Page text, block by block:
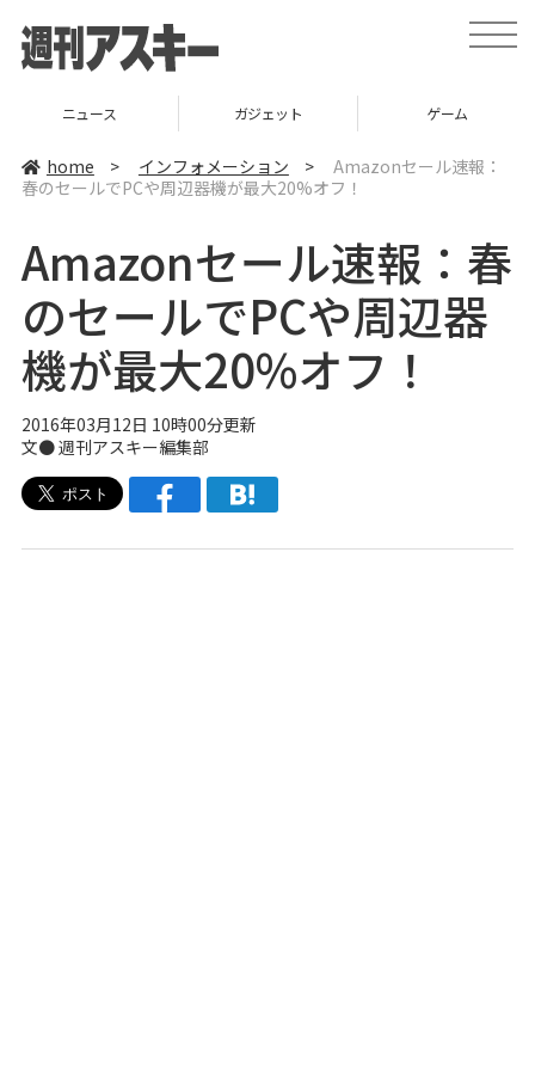
t
o
v
t
i
o
ニュース ガジェット ゲーム
home > インフォメーション >
Amazonセール速報：
春のセールでPCや周辺器機が最大20%オフ！
Amazonセール速報：春
のセールでPCや周辺器
機が最大20%オフ！
2016年03月12日 10時00分更新
文●週刊アスキー編集部